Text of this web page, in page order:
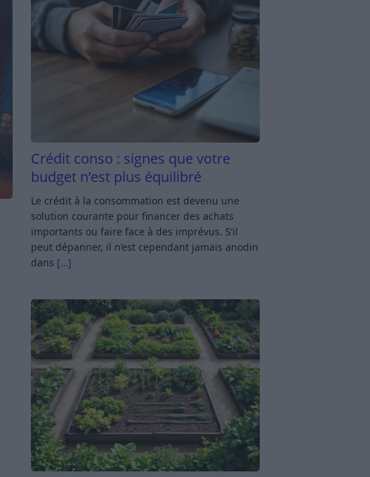
Crédit conso : signes que votre
budget n’est plus équilibré
Le crédit à la consommation est devenu une
solution courante pour financer des achats
importants ou faire face à des imprévus. S’il
peut dépanner, il n’est cependant jamais anodin
dans […]